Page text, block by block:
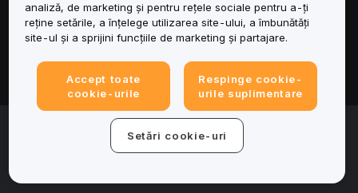
Produse
Juridic
© 2025-2026 Bybit.eu. All rights reserved.
Condițiile de utilizare a serviciului
Termene de
analiză, de marketing și pentru rețele sociale pentru a-ți
reține setările, a înțelege utilizarea site-ului, a îmbunătăți
site-ul și a sprijini funcțiile de marketing și partajare.
Accept toate
cookie-urile
Respinge cookie-
urile suplimentare
Setări cookie-uri